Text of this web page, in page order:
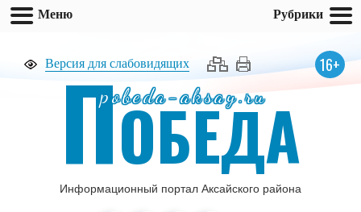
Версия для слабовидящих 16+
pobeda-aksay.ru
ПОБЕДА
Информационный портал Аксайского района
Меню Рубрики